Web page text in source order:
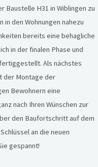
H31 in Wiblingen zu
den Wohnungen nahezu
bereits eine behagliche
in der finalen Phase und
Als nächstes
der Montage der
Bewohnern eine
nach Ihren Wünschen zur
den Baufortschritt auf dem
an die neuen
gespannt!